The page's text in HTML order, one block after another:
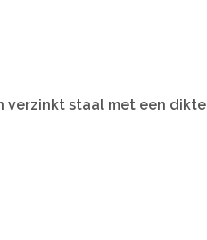
verzinkt staal met een dikte